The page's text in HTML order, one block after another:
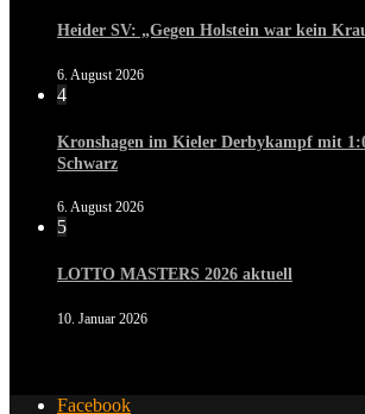
Heider SV: „Gegen Holstein war kein
6. August 2026
4
Kronshagen im Kieler Derbykampf mit
Schwarz
6. August 2026
5
LOTTO MASTERS 2026 aktuell
10. Januar 2026
Facebook